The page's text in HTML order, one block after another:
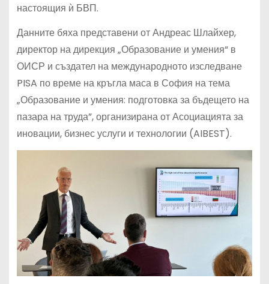
настоящия ѝ БВП.
Данните бяха представени от Андреас Шлайхер,
директор на дирекция „Образование и умения“ в
ОИСР и създател на международното изследване
PISA по време на кръгла маса в София на тема
„Образование и умения: подготовка за бъдещето на
пазара на труда”, организирана от Асоциацията за
иновации, бизнес услуги и технологии (AIBEST).